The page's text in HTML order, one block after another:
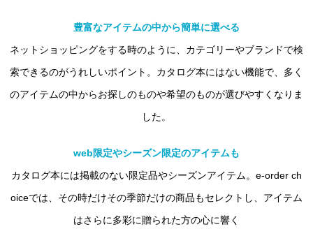
豊富なアイテムの中から簡単に選べる
ネットショッピングをする時のように、カテゴリーやブランドで検
索できるのがうれしいポイント。カタログ本にはない機能で、多く
のアイテムの中からお探しのものや希望のものが選びやすくなりま
した。
web限定やシーズン限定のアイテムも
カタログ本には掲載のない限定品やシーズンアイテム。e-order ch
oiceでは、その時だけその季節だけの商品もセレクトし、アイテム
はさらに多彩に贈られた方の心に響く